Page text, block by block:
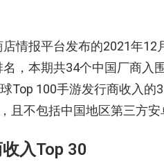
情报平台发布的2021年12
名，本期共34个中国厂商入
Top 100手游发行商收入的
且不包括中国地区第三方安
入Top 30